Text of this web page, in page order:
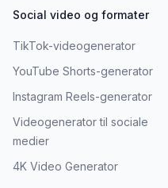
Social video og formater
TikTok-videogenerator
YouTube Shorts-generator
Instagram Reels-generator
Videogenerator til sociale
medier
4K Video Generator